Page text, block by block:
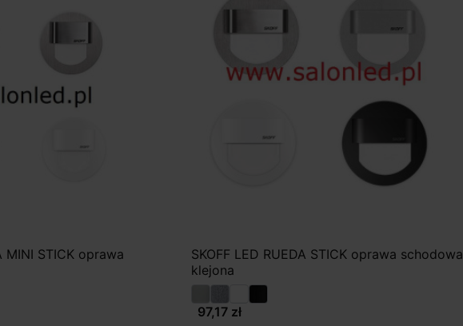
MINI STICK oprawa
SKOFF LED RUEDA STICK oprawa schodowa
klejona
97,17 zł